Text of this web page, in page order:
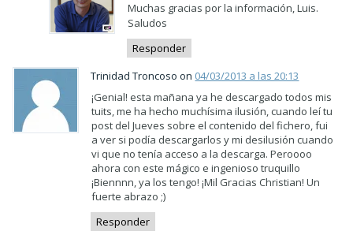
Muchas gracias por la información, Luis.
Saludos
Responder
Trinidad Troncoso on 04/03/2013 a las 20:13
¡Genial! esta mañana ya he descargado todos mis
tuits, me ha hecho muchísima ilusión, cuando leí tu
post del Jueves sobre el contenido del fichero, fui
a ver si podía descargarlos y mi desilusión cuando
vi que no tenía acceso a la descarga. Peroooo
ahora con este mágico e ingenioso truquillo
¡Biennnn, ya los tengo! ¡Mil Gracias Christian! Un
fuerte abrazo ;)
Responder